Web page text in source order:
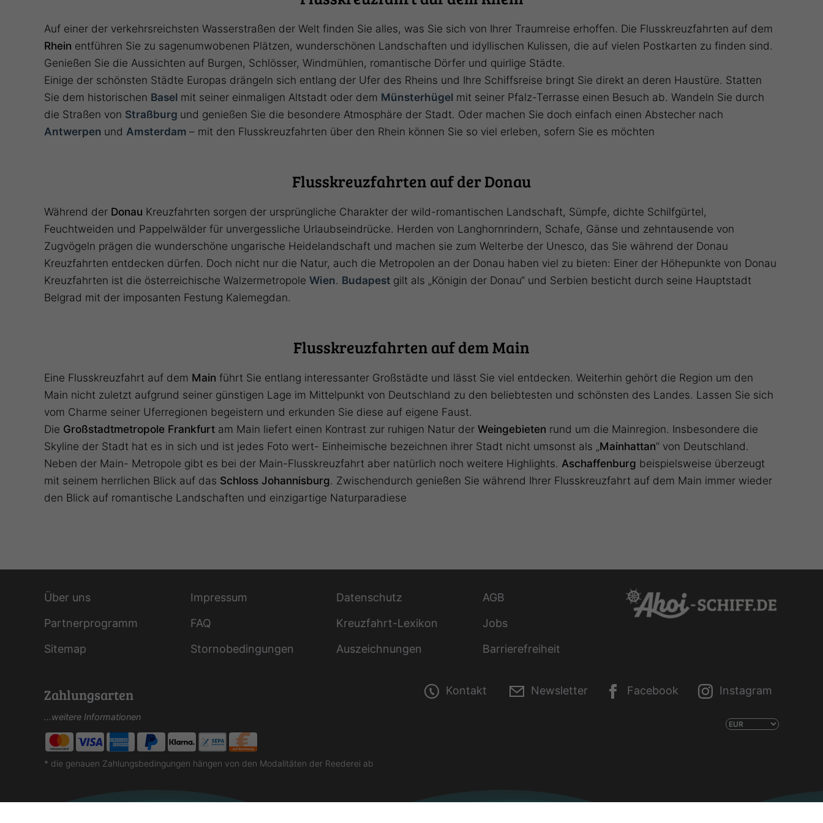
Auf einer der verkehrsreichsten Wasserstraßen der Welt finden Sie alles, was Sie sich von Ihrer Traumreise erhoffen. Die Flusskreuzfahrten auf dem
Rhein entführen Sie zu sagenumwobenen Plätzen, wunderschönen Landschaften und idyllischen Kulissen, die auf vielen Postkarten zu finden sind.
Genießen Sie die Aussichten auf Burgen, Schlösser, Windmühlen, romantische Dörfer und quirlige Städte.
Einige der schönsten Städte Europas drängeln sich entlang der Ufer des Rheins und Ihre Schiffsreise bringt Sie direkt an deren Haustüre. Statten
Sie dem historischen Basel mit seiner einmaligen Altstadt oder dem Münsterhügel mit seiner Pfalz-Terrasse einen Besuch ab. Wandeln Sie durch
die Straßen von Straßburg und genießen Sie die besondere Atmosphäre der Stadt. Oder machen Sie doch einfach einen Abstecher nach
Antwerpen und Amsterdam – mit den Flusskreuzfahrten über den Rhein können Sie so viel erleben, sofern Sie es möchten
Flusskreuzfahrten auf der Donau
Während der Donau Kreuzfahrten sorgen der ursprüngliche Charakter der wild-romantischen Landschaft, Sümpfe, dichte Schilfgürtel,
Feuchtweiden und Pappelwälder für unvergessliche Urlaubseindrücke. Herden von Langhornrindern, Schafe, Gänse und zehntausende von
Zugvögeln prägen die wunderschöne ungarische Heidelandschaft und machen sie zum Welterbe der Unesco, das Sie während der Donau
Kreuzfahrten entdecken dürfen. Doch nicht nur die Natur, auch die Metropolen an der Donau haben viel zu bieten: Einer der Höhepunkte von Donau
Kreuzfahrten ist die österreichische Walzermetropole Wien. Budapest gilt als „Königin der Donau“ und Serbien besticht durch seine Hauptstadt
Belgrad mit der imposanten Festung Kalemegdan.
Flusskreuzfahrten auf dem Main
Eine Flusskreuzfahrt auf dem Main führt Sie entlang interessanter Großstädte und lässt Sie viel entdecken. Weiterhin gehört die Region um den
Main nicht zuletzt aufgrund seiner günstigen Lage im Mittelpunkt von Deutschland zu den beliebtesten und schönsten des Landes. Lassen Sie sich
vom Charme seiner Uferregionen begeistern und erkunden Sie diese auf eigene Faust.
Die Großstadtmetropole Frankfurt am Main liefert einen Kontrast zur ruhigen Natur der Weingebieten rund um die Mainregion. Insbesondere die
Skyline der Stadt hat es in sich und ist jedes Foto wert- Einheimische bezeichnen ihrer Stadt nicht umsonst als „Mainhattan“ von Deutschland.
Neben der Main- Metropole gibt es bei der Main-Flusskreuzfahrt aber natürlich noch weitere Highlights. Aschaffenburg beispielsweise überzeugt
mit seinem herrlichen Blick auf das Schloss Johannisburg. Zwischendurch genießen Sie während Ihrer Flusskreuzfahrt auf dem Main immer wieder
den Blick auf romantische Landschaften und einzigartige Naturparadiese
Über uns Impressum Datenschutz
AGB
Partnerprogramm
FAQ Kreuzfahrt-Lexikon
Jobs
Sitemap
Stornobedingungen Auszeichnungen Barrierefreiheit
Zahlungsarten
...weitere Informationen
* die genauen Zahlungsbedingungen hängen von den Modalitäten der Reederei ab
Kontakt Newsletter Facebook Instagram